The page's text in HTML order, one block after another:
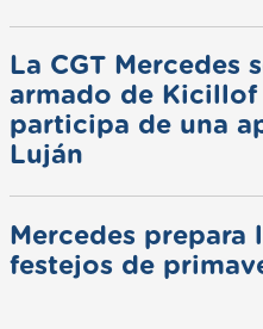
La CGT Mercedes
armado de Kicillof
participa de una
Luján
Mercedes prepara
festejos de